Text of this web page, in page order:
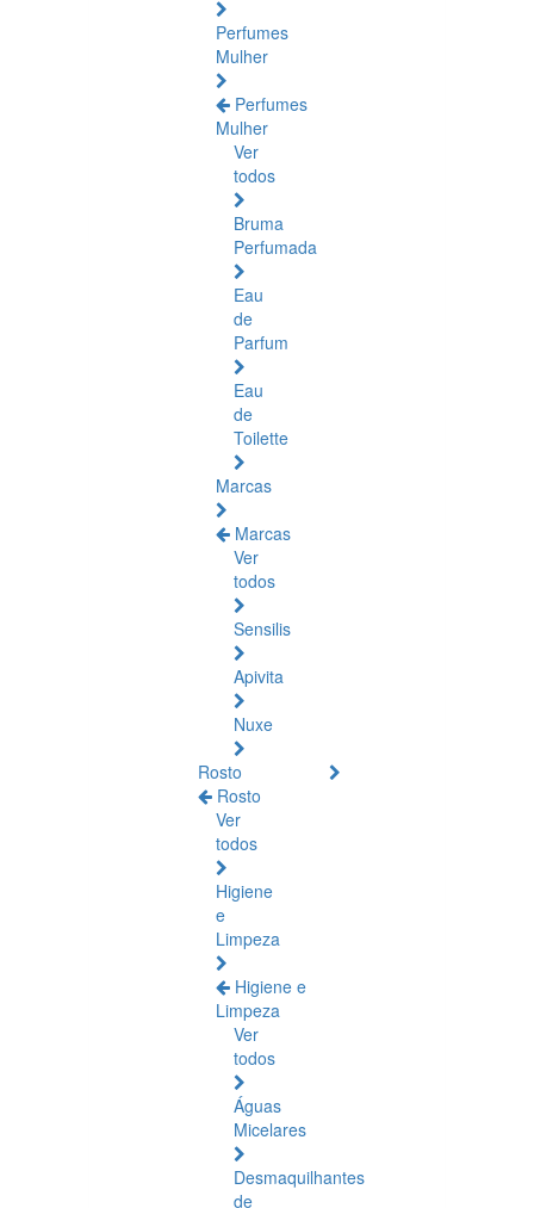
Perfumes
Mulher
Perfumes
Mulher
Ver
todos
Bruma
Perfumada
Eau
de
Parfum
Eau
de
Toilette
Marcas
Marcas
Ver
todos
Sensilis
Apivita
Nuxe
Rosto
Rosto
Ver
todos
Higiene
e
Limpeza
Higiene e
Limpeza
Ver
todos
Águas
Micelares
Desmaquilhantes
de